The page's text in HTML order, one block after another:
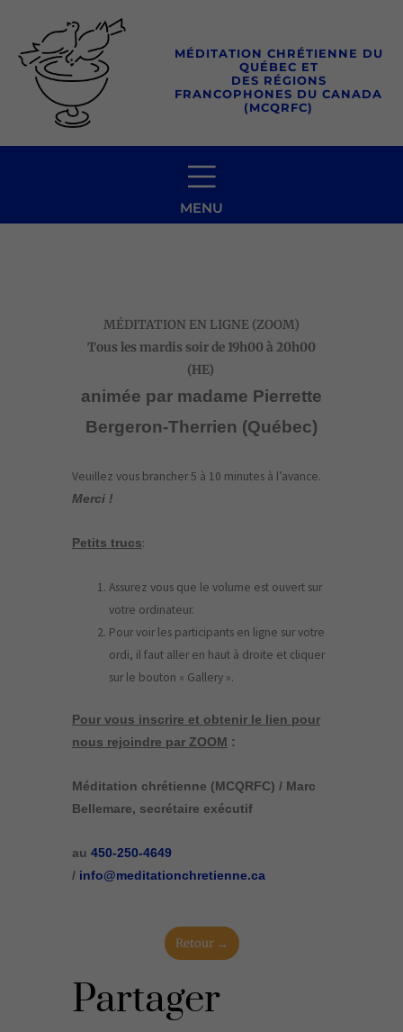
contenu
MÉDITATION CHRÉTIENNE DU
QUÉBEC ET
DES RÉGIONS
FRANCOPHONES DU CANADA
(MCQRFC)
MENU
MÉDITATION EN LIGNE (ZOOM)
Tous les mardis soirde 19h00 à 20h00
(HE)
animée par madame Pierrette
Bergeron-Therrien (Québec)
Veuillez vous brancher 5 à 10 minutes à l’avance.
Merci !
Petits trucs:
Assurez vous que le volume est ouvert sur
votre ordinateur.
Pour voir les participants en ligne sur votre
ordi, il faut aller en haut à droite et cliquer
sur le bouton « Gallery ».
Pour vous inscrire et obtenir le lien pour
nous rejoindre par ZOOM :
Méditation chrétienne (MCQRFC) / Marc
Bellemare, secrétaire exécutif
au 450-250-4649
/ info@meditationchretienne.ca
Retour →
Partager